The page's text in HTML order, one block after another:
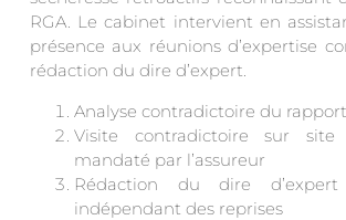
RGA. Le cabinet intervient en
présence aux réunions d’expertise
rédaction du dire d’expert.
Analyse contradictoire du
Visite contradictoire sur site
mandaté par l’assureur
Rédaction du dire
indépendant des reprises